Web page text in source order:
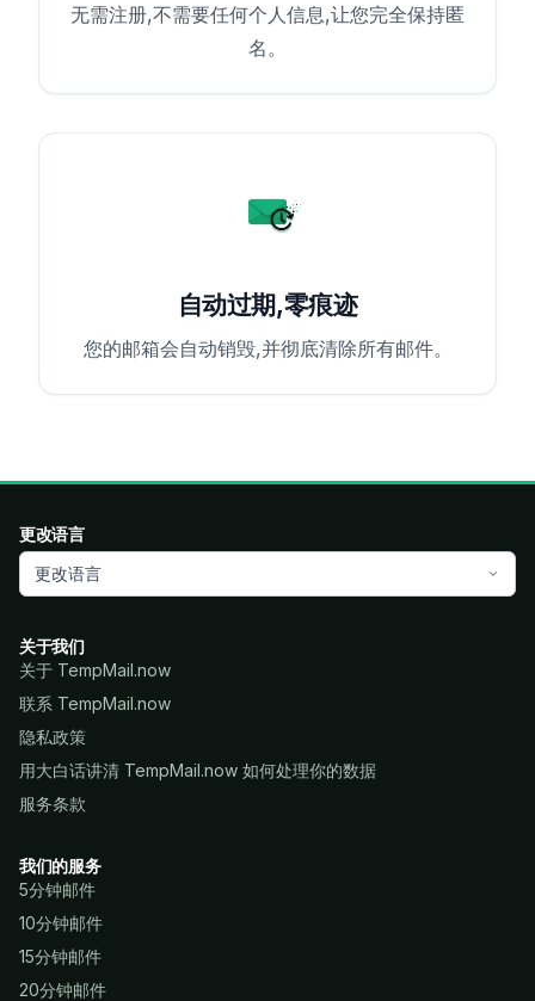
无需注册,不需要任何个人信息,让您完全保持匿
名。
自动过期,零痕迹
您的邮箱会自动销毁,并彻底清除所有邮件。
更改语言
更改语言
关于我们
关于 TempMail.now
联系 TempMail.now
隐私政策
用大白话讲清 TempMail.now 如何处理你的数据
服务条款
我们的服务
5分钟邮件
10分钟邮件
15分钟邮件
20分钟邮件